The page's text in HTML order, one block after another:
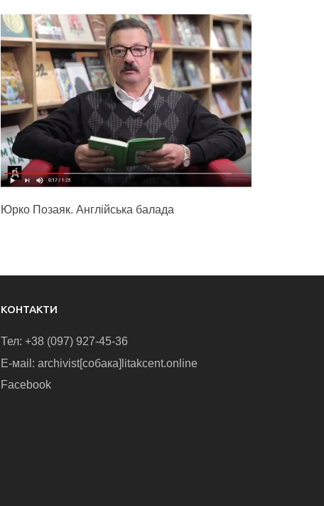
Юрко Позаяк. Англійська балада
КОНТАКТИ
Тел: +38 (097) 927-45-36
E-маіl: archivist[собака]litakcent.online
Facebook